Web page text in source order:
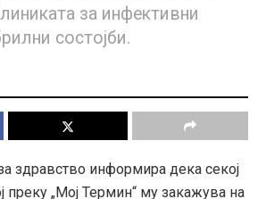
за инфективни
состојби.
здравство информира дека секој
преку „Мој Термин“ му закажува на